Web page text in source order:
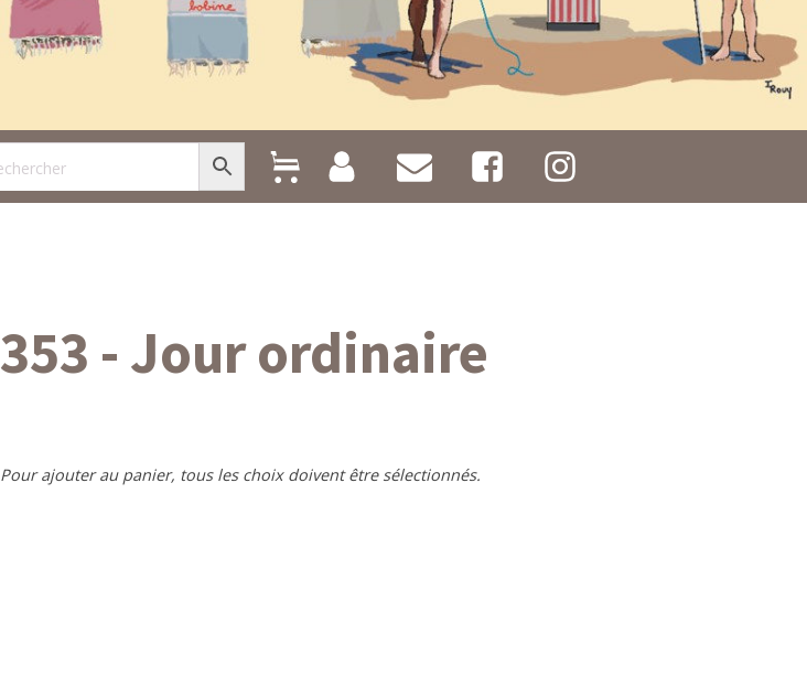
353 - Jour ordinaire
Pour ajouter au panier, tous les choix doivent être sélectionnés.